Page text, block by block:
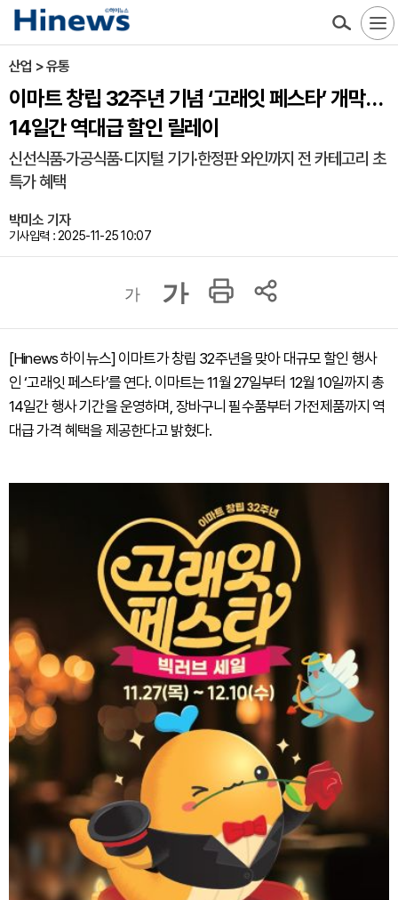
산업 > 유통
이마트 창립 32주년 기념 ‘고래잇 페스타’ 개막…
14일간 역대급 할인 릴레이
신선식품·가공식품·디지털 기기·한정판 와인까지 전 카테고리 초
특가 혜택
박미소 기자
기사입력 : 2025-11-25 10:07
가 가
[Hinews 하이뉴스] 이마트가 창립 32주년을 맞아 대규모 할인 행사
인 ‘고래잇 페스타’를 연다. 이마트는 11월 27일부터 12월 10일까지 총
14일간 행사 기간을 운영하며, 장바구니 필수품부터 가전제품까지 역
대급 가격 혜택을 제공한다고 밝혔다.